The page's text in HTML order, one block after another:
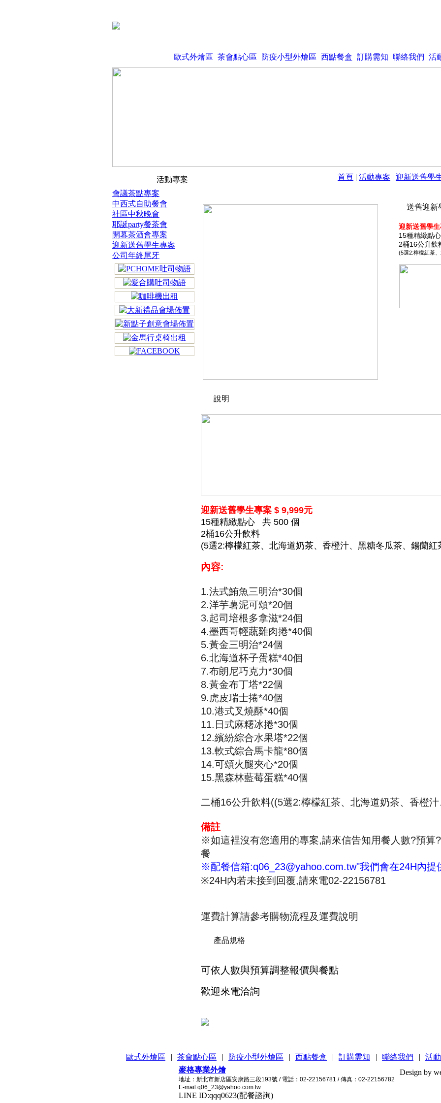
歐式外燴區 茶會點心區 防疫小型外燴區 西點餐盒 訂購需知 聯絡我們 活
活動專案 首頁 | 活動專案 | 迎新送舊學
會議茶點專案
中西式自助餐會
社區中秋晚會
耶誕party餐茶會
開幕茶酒會專案
迎新送舊學生專案
公司年終尾牙
送舊迎新
迎新送舊學生
15種精緻點
2桶16公升飲
(5選2:檸檬紅茶
說明
迎新送舊學生專案 $ 9,999元
15種精緻點心 共 500 個
2桶16公升飲料
(5選2:檸檬紅茶、北海道奶茶、香橙汁、黑糖冬瓜茶、鍚蘭紅
內容:
1.法式鮪魚三明治*30個
2.洋芋薯泥可頌*20個
3.起司培根多拿滋*24個
4.墨西哥輕蔬雞肉捲*40個
5.黃金三明治*24個
6.北海道杯子蛋糕*40個
7.布朗尼巧克力*30個
8.黃金布丁塔*22個
9.虎皮瑞士捲*40個
10.港式叉燒酥*40個
11. 日式麻糬冰捲*30個
12.繽紛綜合水果塔*22個
13.軟式綜合馬卡龍*80個
14.可頌火腿夾心*20個
15.黑森林藍莓蛋糕*40個
二桶16公升飲料((5選2:檸檬紅茶、 北海道奶茶、 香橙汁
備註
※如這裡沒有您適用的專案,請來信告知用餐人數?預算?
餐
※配餐信箱:q06_23@yahoo.com.tw"我們會在24H內提
※24H內若未接到回覆,請來電02-22156781
運費計算請參考購物流程及運費說明
產品規格
可依人數與預算調整報價與餐點
歡迎來電洽詢
歐式外燴區 | 茶會點心區 | 防疫小型外燴區 | 西點餐盒 | 訂購需知 | 聯絡我們 |
活
麥格專業外燴
地址：新北市新店區安康路三段193號 / 電話：02-22156781 / 傳真：02-22156782
E-mail:q06_23@yahoo.com.tw
LINE ID:qqq0623(配餐諮詢)
Design by